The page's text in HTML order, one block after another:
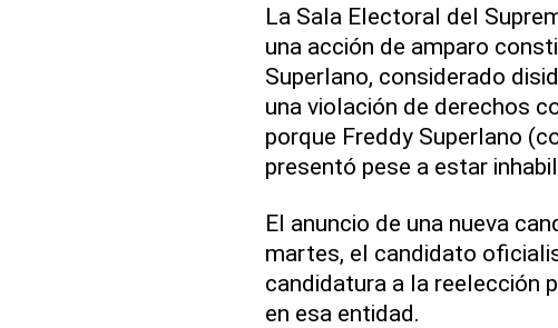
La Sala Electoral del
una acción de amparo
Superlano, considerado
una violación de derechos
porque Freddy Superlano
presentó pese a estar
El anuncio de una nueva
martes, el candidato
candidatura a la reelección
en esa entidad.